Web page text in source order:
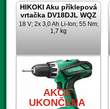
HIKOKI Aku příklepová
vrtačka DV18DJL WQZ
18 V; 2x 3,0 Ah Li-Ion; 55 Nm;
1,7 kg
AKCE
UKONČENA